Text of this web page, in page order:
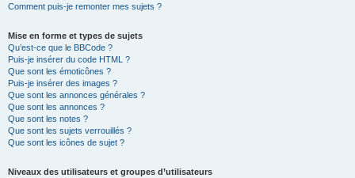
Comment puis-je remonter mes sujets ?
Mise en forme et types de sujets
Qu’est-ce que le BBCode ?
Puis-je insérer du code HTML ?
Que sont les émoticônes ?
Puis-je insérer des images ?
Que sont les annonces générales ?
Que sont les annonces ?
Que sont les notes ?
Que sont les sujets verrouillés ?
Que sont les icônes de sujet ?
Niveaux des utilisateurs et groupes d’utilisateurs